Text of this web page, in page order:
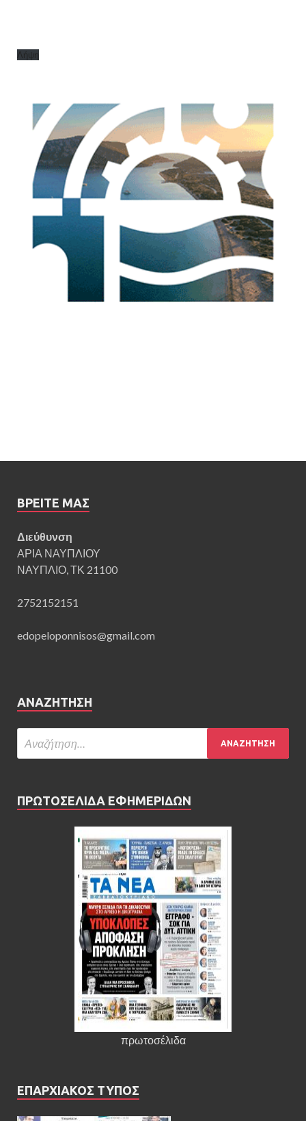
Λήψη
ΒΡΕΊΤΕ ΜΑΣ
Διεύθυνση
ΑΡΙΑ ΝΑΥΠΛΙΟΥ
ΝΑΥΠΛΙΟ, ΤΚ 21100
2752152151
edopeloponnisos@gmail.com
ΑΝΑΖΉΤΗΣΗ
ΠΡΩΤΟΣΕΛΙΔΑ ΕΦΗΜΕΡΙΔΩΝ
πρωτοσέλιδα
ΕΠΑΡΧΙΑΚΟΣ ΤΥΠΟΣ